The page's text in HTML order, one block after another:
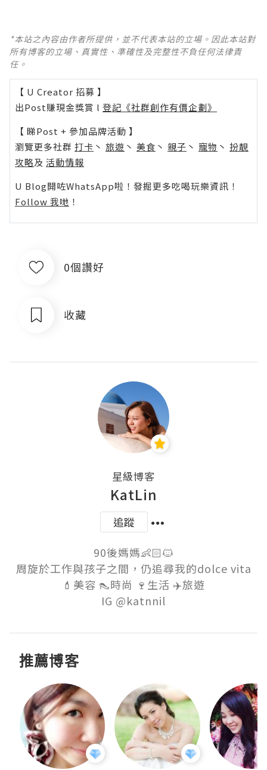
*本站之內容由作者所提供，並不代表本站的立場。因此本站對
所有博客的立場、真實性、準確性及完整性不負任何法律責
任。
【 U Creator 招募 】
出Post賺現金獎賞 l 登記《社群創作有價企劃》
【 睇Post + 參加品牌活動 】
瀏覽更多社群 打卡 丶 旅遊 丶 美食 丶 親子 丶 寵物 丶 扮靚
攻略及 活動情報
U Blog開咗WhatsApp啦！發掘更多吃喝玩樂資訊！
Follow 我哋 ！
0個讚好
收藏
星級博客
KatLin
追蹤
90後媽媽👶🏻🐱
周旋於工作與孩子之間，仍追尋我的dolce vita
💄美容 👠時尚 🍷生活 ✈️旅遊
推薦博客